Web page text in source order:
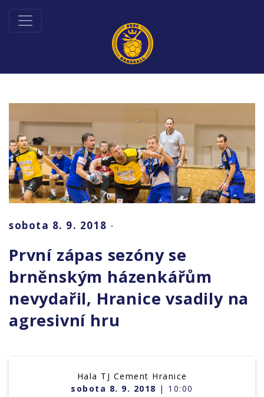
sobota 8. 9. 2018 -
První zápas sezóny se
brněnským házenkářům
nevydařil, Hranice vsadily na
agresivní hru
Hala TJ Cement Hranice
sobota 8. 9. 2018 | 10:00